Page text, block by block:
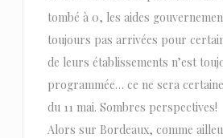
tombé à 0, les aides
toujours pas arrivées pour
de leurs établissements n’est
programmée… ce ne sera
du 11 mai. Sombres perspectives!
Alors sur Bordeaux, comme